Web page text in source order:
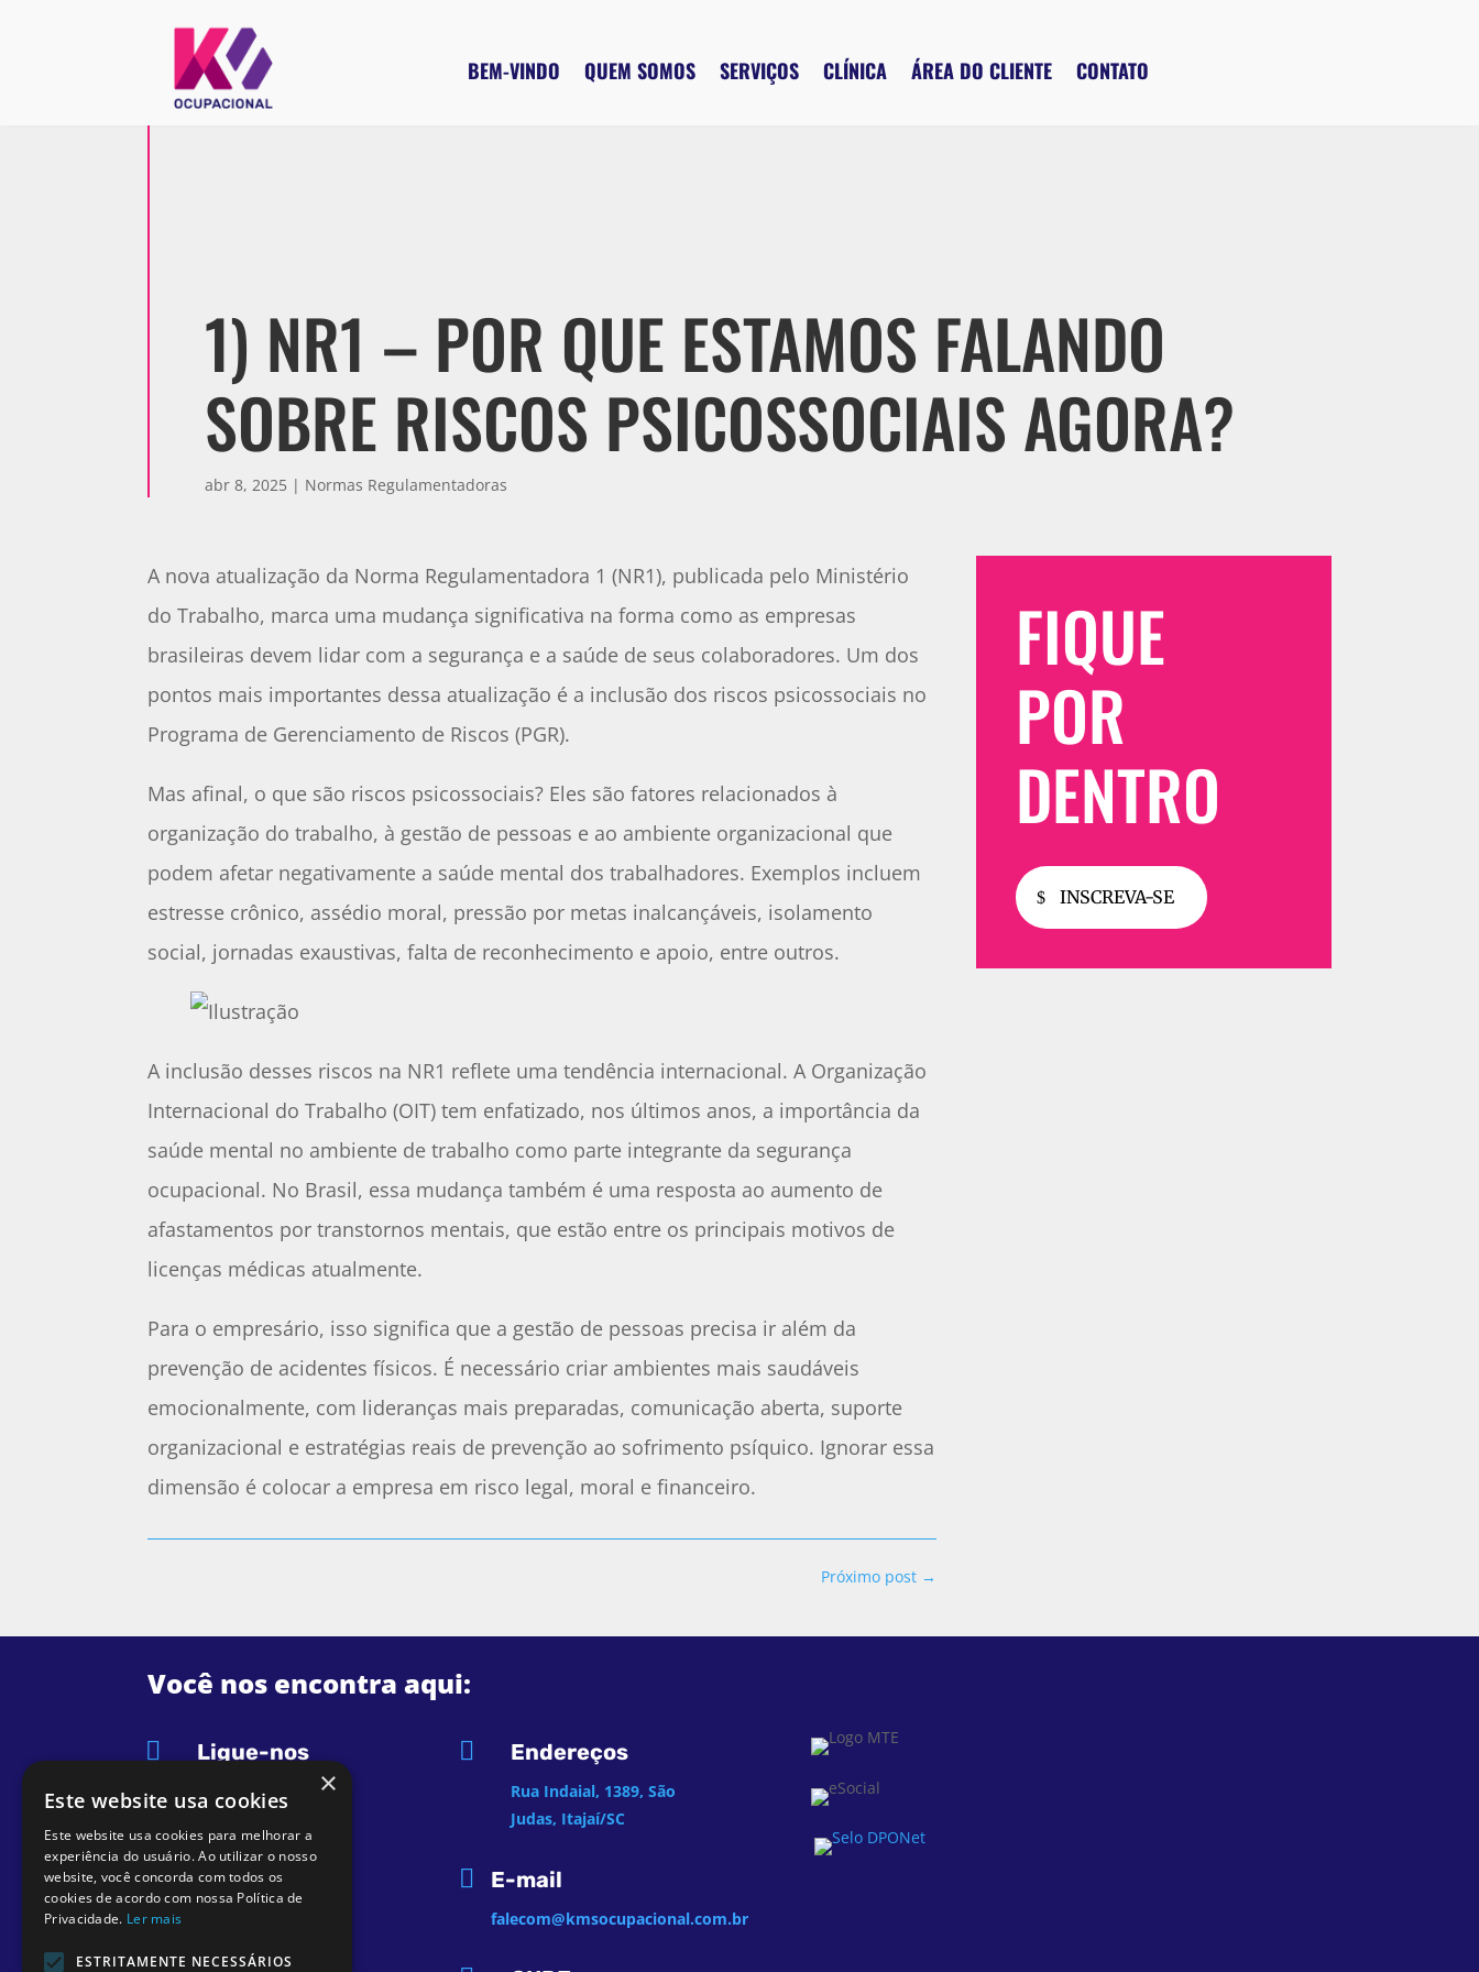
BEM-VINDO QUEM SOMOS SERVIÇOS CLÍNICA ÁREA DO CLIENTE CONTATO
1) NR1 – POR QUE ESTAMOS FALANDO
SOBRE RISCOS PSICOSSOCIAIS AGORA?
abr 8, 2025 | Normas Regulamentadoras
A nova atualização da Norma Regulamentadora 1 (NR1), publicada pelo Ministério
do Trabalho, marca uma mudança significativa na forma como as empresas
brasileiras devem lidar com a segurança e a saúde de seus colaboradores. Um dos
pontos mais importantes dessa atualização é a inclusão dos riscos psicossociais no
Programa de Gerenciamento de Riscos (PGR).
Mas afinal, o que são riscos psicossociais? Eles são fatores relacionados à
organização do trabalho, à gestão de pessoas e ao ambiente organizacional que
podem afetar negativamente a saúde mental dos trabalhadores. Exemplos incluem
estresse crônico, assédio moral, pressão por metas inalcançáveis, isolamento
social, jornadas exaustivas, falta de reconhecimento e apoio, entre outros.
A inclusão desses riscos na NR1 reflete uma tendência internacional. A Organização
Internacional do Trabalho (OIT) tem enfatizado, nos últimos anos, a importância da
saúde mental no ambiente de trabalho como parte integrante da segurança
ocupacional. No Brasil, essa mudança também é uma resposta ao aumento de
afastamentos por transtornos mentais, que estão entre os principais motivos de
licenças médicas atualmente.
Para o empresário, isso significa que a gestão de pessoas precisa ir além da
prevenção de acidentes físicos. É necessário criar ambientes mais saudáveis
emocionalmente, com lideranças mais preparadas, comunicação aberta, suporte
organizacional e estratégias reais de prevenção ao sofrimento psíquico. Ignorar essa
dimensão é colocar a empresa em risco legal, moral e financeiro.
Próximo post →
FIQUE
POR
DENTRO
INSCREVA-SE
Você nos encontra aqui:
 Ligue-nos
(47) 2125-0304
 (47) 9 9646-6805
 @kmsocupacional
 /kmsocupacional
 Endereços
Rua Indaial, 1389, São
Judas, Itajaí/SC
 E-mail
falecom@kmsocupacional.com.br
×
Este website usa cookies
Este website usa cookies para melhorar a
experiência do usuário. Ao utilizar o nosso
website, você concorda com todos os
cookies de acordo com nossa Política de
Privacidade. Ler mais
ESTRITAMENTE NECESSÁRIOS